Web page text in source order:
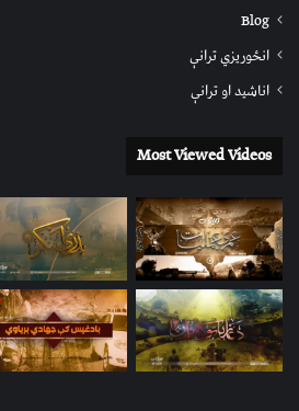
Blog
انځوریزي ترانې
اناشید او ترانې
Most Viewed Videos